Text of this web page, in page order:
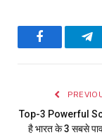
Facebook
Top-3 Powerful
है भारत के 3 सबसे